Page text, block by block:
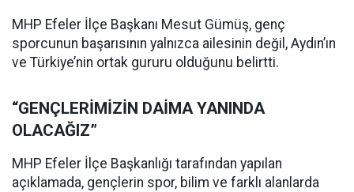
MHP Efeler İlçe Başkanı Mesut Gümüş, genç
sporcunun başarısının yalnızca ailesinin değil, Aydın’ın
ve Türkiye’nin ortak gururu olduğunu belirtti.
“GENÇLERİMİZİN DAİMA YANINDA
OLACAĞIZ”
MHP Efeler İlçe Başkanlığı tarafından yapılan
açıklamada, gençlerin spor, bilim ve farklı alanlarda